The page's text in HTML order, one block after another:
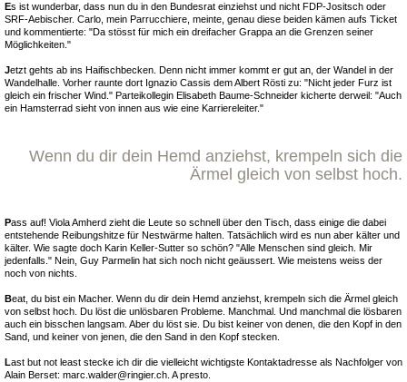
Es ist wunderbar, dass nun du in den Bundesrat einziehst und nicht FDP-Jositsch oder
SRF-Aebischer. Carlo, mein Parrucchiere, meinte, genau diese beiden kämen aufs Ticket
und kommentierte: "Da stösst für mich ein dreifacher Grappa an die Grenzen seiner
Möglichkeiten."
Jetzt gehts ab ins Haifischbecken. Denn nicht immer kommt er gut an, der Wandel in der
Wandelhalle. Vorher raunte dort Ignazio Cassis dem Albert Rösti zu: "Nicht jeder Furz ist
gleich ein frischer Wind." Parteikollegin Elisabeth Baume-Schneider kicherte derweil: "Auch
ein Hamsterrad sieht von innen aus wie eine Karriereleiter."
Wenn du dir dein Hemd anziehst, krempeln sich die
Ärmel gleich von selbst hoch.
Pass auf! Viola Amherd zieht die Leute so schnell über den Tisch, dass einige die dabei
entstehende Reibungshitze für Nestwärme halten. Tatsächlich wird es nun aber kälter und
kälter. Wie sagte doch Karin Keller-Sutter so schön? "Alle Menschen sind gleich. Mir
jedenfalls." Nein, Guy Parmelin hat sich noch nicht geäussert. Wie meistens weiss der
noch von nichts.
Beat, du bist ein Macher. Wenn du dir dein Hemd anziehst, krempeln sich die Ärmel gleich
von selbst hoch. Du löst die unlösbaren Probleme. Manchmal. Und manchmal die lösbaren
auch ein bisschen langsam. Aber du löst sie. Du bist keiner von denen, die den Kopf in den
Sand, und keiner von jenen, die den Sand in den Kopf stecken.
Last but not least stecke ich dir die vielleicht wichtigste Kontaktadresse als Nachfolger von
Alain Berset: marc.walder@ringier.ch. A presto.